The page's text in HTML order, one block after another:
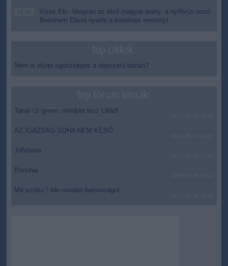
12:56
Vizes Eb - Megvan az első magyar arany, a nyíltvízi úszó
Betlehem Dávid nyerte a kieséses versenyt
Nem is olyan egészséges a népszerű banán?
Tanár Úr gyere, mindjárt lesz Lillád!
AZ IGAZSÁG SOHA NEM KÉSŐ
JólVanna
Porvihar
Mit szólsz? Ide minden baromságot...